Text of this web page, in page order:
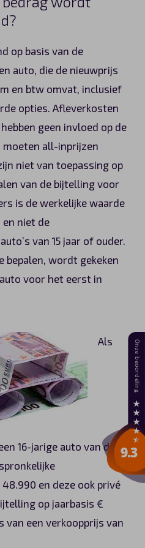
op basis van de
auto, die de nieuwprijs
en btw omvat, inclusief
opties. Afleverkosten
geen invloed op de
all-inprijzen
niet van toepassing op
van de bijtelling voor
is de werkelijke waarde
en niet de
van 15 jaar of ouder.
bepalen, wordt gekeken
voor het eerst in
Als
16-jarige auto van de
en deze ook privé
op jaarbasis €
van een verkoopprijs van